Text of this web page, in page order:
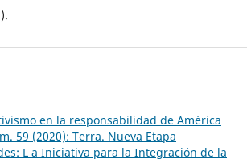
en la responsabilidad de América
59 (2020): Terra. Nueva Etapa
L a Iniciativa para la Integración de la